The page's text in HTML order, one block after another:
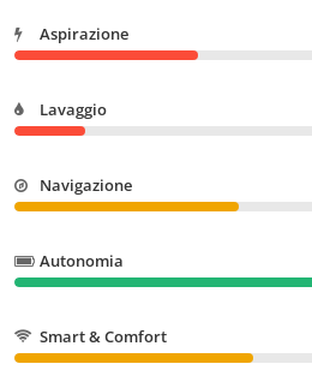
Aspirazione
Lavaggio
Navigazione
Autonomia
Smart & Comfort